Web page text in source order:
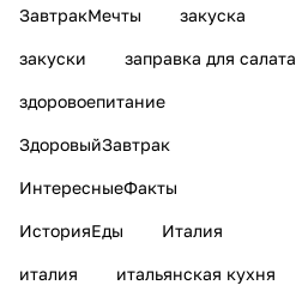
ЗавтракМечты закуска
закуски заправка для салата
здоровоепитание
ЗдоровыйЗавтрак
ИнтересныеФакты
ИсторияЕды Италия
италия итальянская кухня